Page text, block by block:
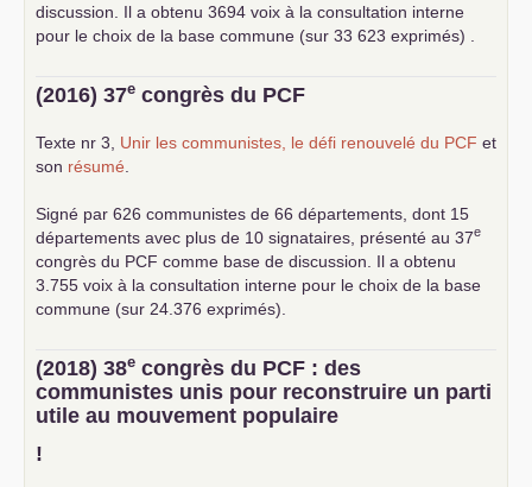
discussion. Il a obtenu 3694 voix à la consultation interne
pour le choix de la base commune (sur 33 623 exprimés) .
(2016) 37e congrès du PCF
Texte nr 3, Unir les communistes, le défi renouvelé du PCF et
son résumé
Signé par 626 communistes de 66 départements, dont 15
départements avec plus de 10 signataires, présenté au 37e
congrès du PCF comme base de discussion. Il a obtenu
3.755 voix à la consultation interne pour le choix de la base
commune (sur 24.376 exprimés).
(2018) 38e congrès du PCF : des
communistes unis pour reconstruire un parti
utile au mouvement populaire
!